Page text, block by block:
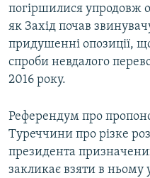
погіршилися упродовж
як Захід почав
придушенні опозиції,
спроби невдалого
2016 року.
Референдум про
Туреччини про різке
президента
закликає взяти в ньому